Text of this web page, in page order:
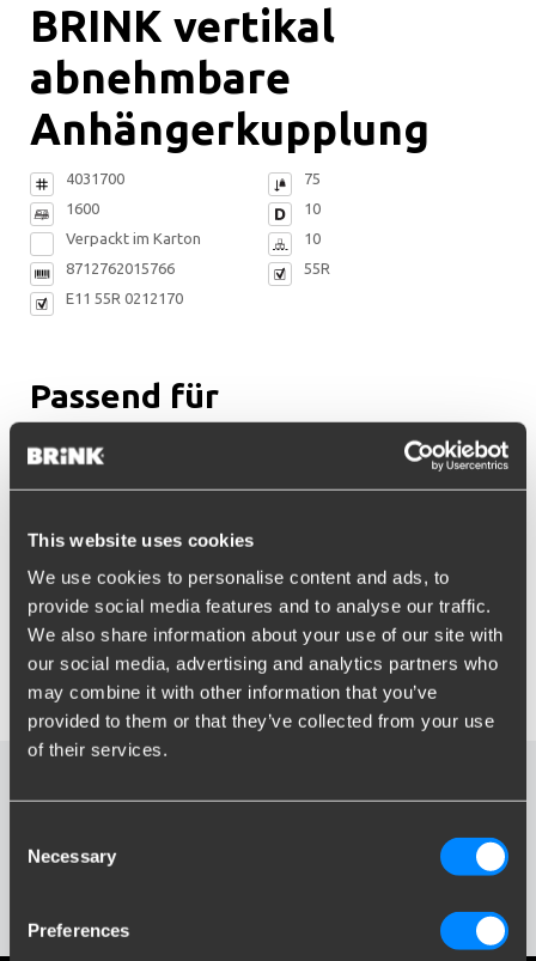
This website uses cookies
We use cookies to personalise content and ads, to
provide social media features and to analyse our traffic.
We also share information about your use of our site with
our social media, advertising and analytics partners who
may combine it with other information that you’ve
provided to them or that they’ve collected from your use
of their services.
Selection
Necessary
Preferences
BRINK vertikal
abnehmbare
Anhängerkupplung
4031700
75
1600
10
Verpackt im Karton
10
8712762015766
55R
E11 55R 0212170
Passend für
BMW i4 (G26) 2021-(11-2021- )
1
Unsichtbar
Stoßstangendemontage erforderlich
auch für Gran Coupé auch für M-Sport Paket
Downloads
Download